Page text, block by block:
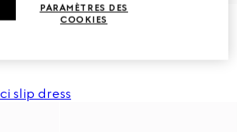
PARAMÈTRES DES
COOKIES